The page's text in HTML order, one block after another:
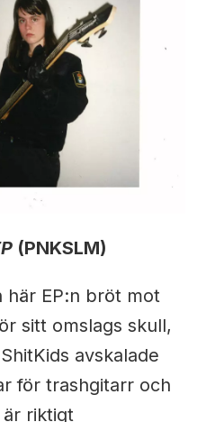
(PNKSLM)
här EP:n bröt mot
sitt omslags skull,
avskalade
för trashgitarr och
är riktigt